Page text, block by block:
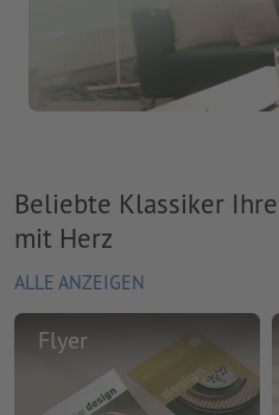
Beliebte Klassiker
mit Herz
ALLE ANZEIGEN
Flyer